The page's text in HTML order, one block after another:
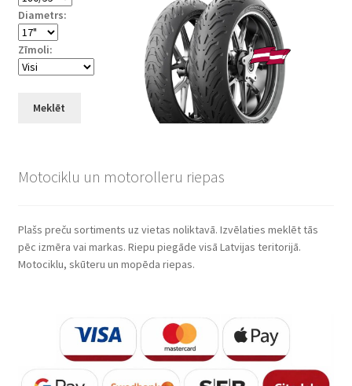
Diametrs:
Zīmoli:
Meklēt
Motociklu un motorolleru riepas
Plašs preču sortiments uz vietas noliktavā. Izvēlaties meklēt tās
pēc izmēra vai markas. Riepu piegāde visā Latvijas teritorijā.
Motociklu, skūteru un mopēda riepas.